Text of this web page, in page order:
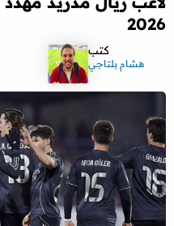
2026
كتب
هشام بلتاجي